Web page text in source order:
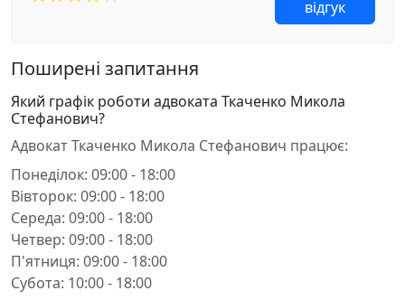
відгук
Поширені запитання
Який графік роботи адвоката Ткаченко Микола
Стефанович?
Адвокат Ткаченко Микола Стефанович працює:
Понеділок: 09:00 - 18:00
Вівторок: 09:00 - 18:00
Середа: 09:00 - 18:00
Четвер: 09:00 - 18:00
П'ятниця: 09:00 - 18:00
Субота: 10:00 - 18:00